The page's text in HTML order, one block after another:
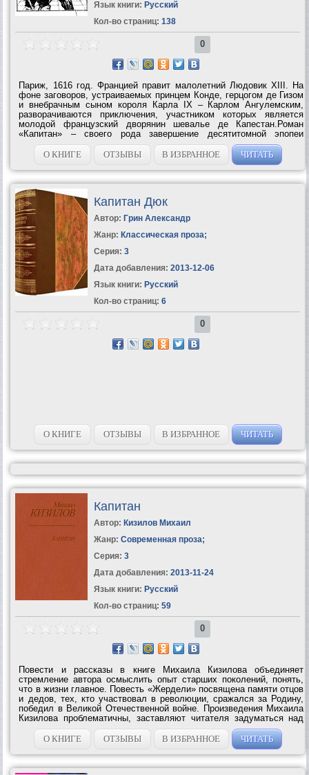
Язык книги: Русский
Кол-во страниц: 138
0
Париж, 1616 год. Францией правит малолетний Людовик XIII. На
фоне заговоров, устраиваемых принцем Конде, герцогом де Гизом
и внебрачным сыном короля Карла IX – Карлом Ангулемским,
разворачиваются приключения, участником которых является
молодой французский дворянин шевалье де Капестан.Роман
«Капитан» – своего рода завершение десятитомной эпопеи
Мишеля Зевако «История рода Пардальянов». Именно «Капитан»
снискал самую большую...
О КНИГЕ ОТЗЫВЫ В ИЗБРАННОЕ ЧИТАТЬ
Капитан Дюк
Автор: Грин Александр
Жанр: Классическая проза;
Серия: 3
Дата добавления: 2013-12-06
Язык книги: Русский
Кол-во страниц: 6
0
О КНИГЕ ОТЗЫВЫ В ИЗБРАННОЕ ЧИТАТЬ
Капитан
Автор: Кизилов Михаил
Жанр: Современная проза;
Серия: 3
Дата добавления: 2013-11-24
Язык книги: Русский
Кол-во страниц: 59
0
Повести и рассказы в книге Михаила Кизилова объединяет
стремление автора осмыслить опыт старших поколений, понять,
что в жизни главное. Повесть «Жердели» посвящена памяти отцов
и дедов, тех, кто участвовал в революции, сражался за Родину,
победил в Великой Отечественной войне. Произведения Михаила
Кизилова проблематичны, заставляют читателя задуматься над
судьбами...
О КНИГЕ
ОТЗЫВЫ В ИЗБРАННОЕ ЧИТАТЬ